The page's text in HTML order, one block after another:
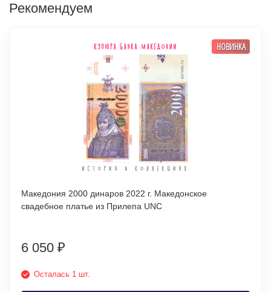
Рекомендуем
НОВИНКА
Македония 2000 динаров 2022 г. Македонское
свадебное платье из Прилепа UNC
6 050 ₽
Осталась 1 шт.